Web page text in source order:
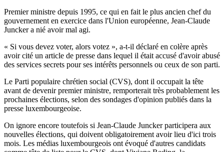
Premier ministre depuis 1995, ce qui en fait le plus ancien chef du
gouvernement en exercice dans l'Union européenne, Jean-Claude
Juncker a nié avoir mal agi.
« Si vous devez voter, alors votez », a-t-il déclaré en colère après
avoir cité un article de presse dans lequel il était accusé d'avoir abusé
des services secrets pour ses intérêts personnels ou ceux de son parti.
Le Parti populaire chrétien social (CVS), dont il occupait la tête
avant de devenir premier ministre, remporterait très probablement les
prochaines élections, selon des sondages d'opinion publiés dans la
presse luxembourgeoise.
On ignore encore toutefois si Jean-Claude Juncker participera aux
nouvelles élections, qui doivent obligatoirement avoir lieu d'ici trois
mois. Les médias luxembourgeois ont évoqué d'autres candidats